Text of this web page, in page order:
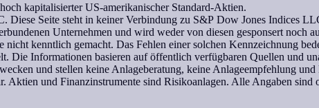
kapitalisierter US-amerikanischer Standard-Aktien.
Seite steht in keiner Verbindung zu S&P Dow Jones Indices
Unternehmen und wird weder von diesen gesponsert noch
kenntlich gemacht. Das Fehlen einer solchen Kennzeichnung
Die Informationen basieren auf öffentlich verfügbaren Quellen und
und stellen keine Anlageberatung, keine Anlageempfehlung
Aktien und Finanzinstrumente sind Risikoanlagen. Alle Angaben sind